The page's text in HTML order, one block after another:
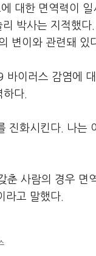
대한 면역력이 일
박사는 지적했
변이와 관련돼 있
이러스 감염에
다.
진화시킨다. 나는
사람의 경우 면
라고 말했다.